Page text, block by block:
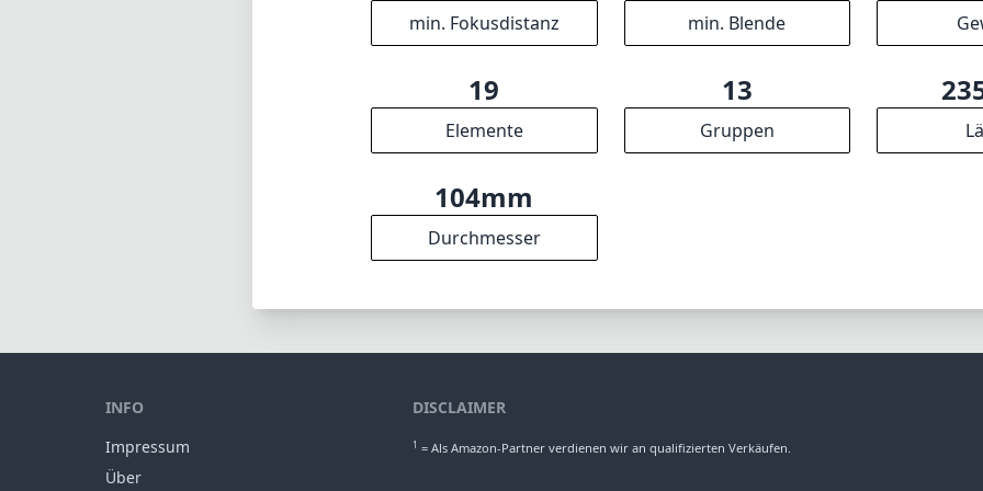
min. Fokusdistanz min. Blende
19
Elemente
13
Gruppen
104mm
Durchmesser
INFO
Impressum
Über
DISCLAIMER
1 = Als Amazon-Partner verdienen wir an qualifizierten Verkäufen.